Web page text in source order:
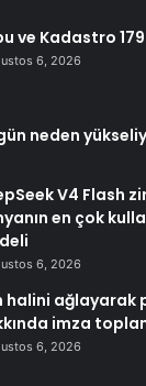
ve Kadastro 179
6, 2026
neden
V4 Flash
en çok
6, 2026
halini ağlayarak
imza
6, 2026